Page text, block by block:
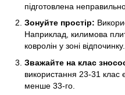
підготовлена
Зонуйте простір:
Наприклад, килимова
ковролін у зоні відпочинку.
Зважайте на клас
використання 23-31
менше 33-го.